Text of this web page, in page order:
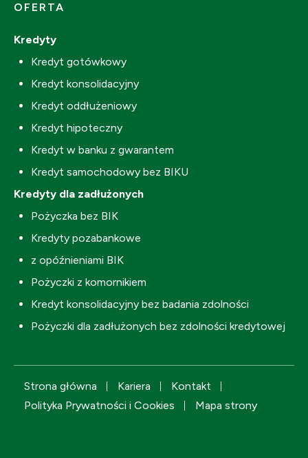
OFERTA
Kredyty
Kredyt gotówkowy
Kredyt konsolidacyjny
Kredyt oddłużeniowy
Kredyt hipoteczny
Kredyt w banku z gwarantem
Kredyt samochodowy bez BIKU
Kredyty dla zadłużonych
Pożyczka bez BIK
Kredyty pozabankowe
z opóźnieniami BIK
Pożyczki z komornikiem
Kredyt konsolidacyjny bez badania zdolności
Pożyczki dla zadłużonych bez zdolności kredytowej
Strona główna Kariera
Kontakt
Polityka Prywatności i Cookies
Mapa strony